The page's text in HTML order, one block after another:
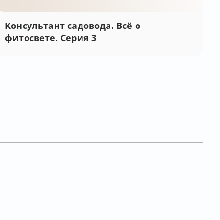
Консультант садовода. Всё о
фитосвете. Серия 3